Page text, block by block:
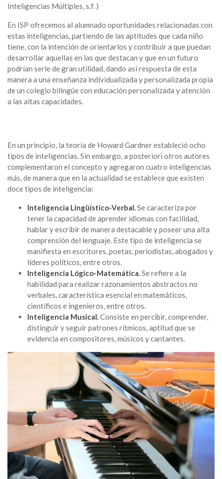
Inteligencias Múltiples, s.f. )
En ISP ofrecemos al alumnado oportunidades relacionadas con
estas inteligencias, partiendo de las aptitudes que cada niño
tiene, con la intención de orientarlos y contribuir a que puedan
desarrollar aquellas en las que destacan y que en un futuro
podrían serle de gran utilidad, dando así respuesta de esta
manera a una enseñanza individualizada y personalizada propia
de un colegio bilingüe con educación personalizada y atención
a las altas capacidades.
En un principio, la teoría de Howard Gardner estableció ocho
tipos de inteligencias. Sin embargo, a posteriori otros autores
complementaron el concepto y agregaron cuatro inteligencias
más, de manera que en la actualidad se establece que existen
doce tipos de inteligencia:
Inteligencia Lingüístico-Verbal.Se caracteriza por
tener la capacidad de aprender idiomas con facilidad,
hablar y escribir de manera destacable y poseer una alta
comprensión del lenguaje. Este tipo de inteligencia se
manifiesta en escritores, poetas, periodistas, abogados y
líderes políticos, entre otros.
Inteligencia Lógico-Matemática.Se refiere a la
habilidad para realizar razonamientos abstractos no
verbales, característica esencial en matemáticos,
científicos e ingenieros, entre otros.
Inteligencia Musical.Consiste en percibir, comprender,
distinguir y seguir patrones rítmicos, aptitud que se
evidencia en compositores, músicos y cantantes.